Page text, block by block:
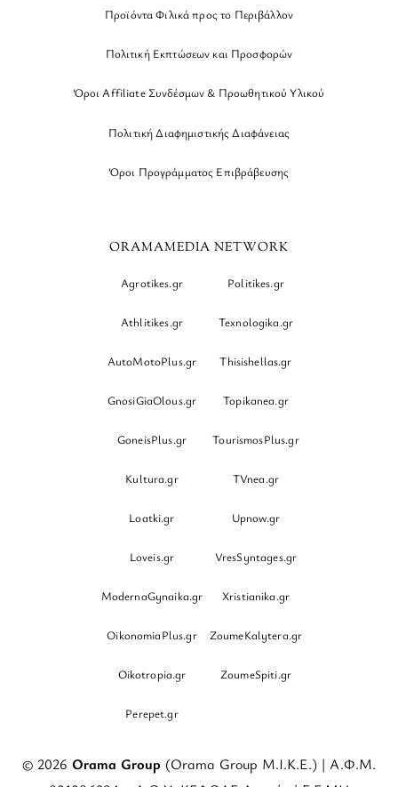
Προϊόντα Φιλικά προς το Περιβάλλον
Πολιτική Εκπτώσεων και Προσφορών
Όροι Affiliate Συνδέσμων & Προωθητικού Υλικού
Πολιτική Διαφημιστικής Διαφάνειας
Όροι Προγράμματος Επιβράβευσης
ORAMAMEDIA NETWORK
Agrotikes.gr Politikes.gr
Athlitikes.gr Texnologika.gr
AutoMotoPlus.gr Thisishellas.gr
GnosiGiaOlous.gr Topikanea.gr
GoneisPlus.gr TourismosPlus.gr
Kultura.gr TVnea.gr
Loatki.gr Upnow.gr
Loveis.gr VresSyntages.gr
ModernaGynaika.gr Xristianika.gr
OikonomiaPlus.gr ZoumeKalytera.gr
Oikotropia.gr ZoumeSpiti.gr
Perepet.gr
© 2026 Orama Group (Orama Group Μ.Ι.Κ.Ε.) | Α.Φ.Μ.